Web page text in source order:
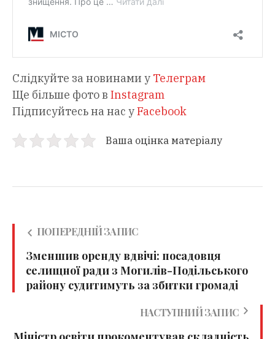
Слідкуйте за новинами у Телеграм
Ще більше фото в Instagram
Підписуйтесь на нас уFacebook
Ваша оцінка матеріалу
ПОПЕРЕДНІЙ ЗАПИС
Зменшив оренду вдвічі: посадовця
селищної ради з Могилів-Подільського
району судитимуть за збитки громаді
НАСТУПНИЙ ЗАПИС